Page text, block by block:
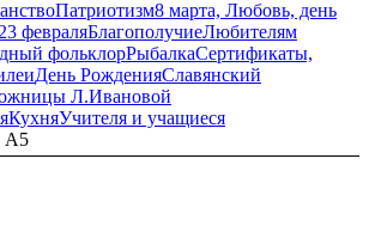
Патриотизм8 марта, Любовь, день
23 февраляБлагополучиеЛюбителям
фольклорРыбалкаСертификаты,
День РожденияСлавянский
Л.Ивановой
КухняУчителя и учащиеся
А5